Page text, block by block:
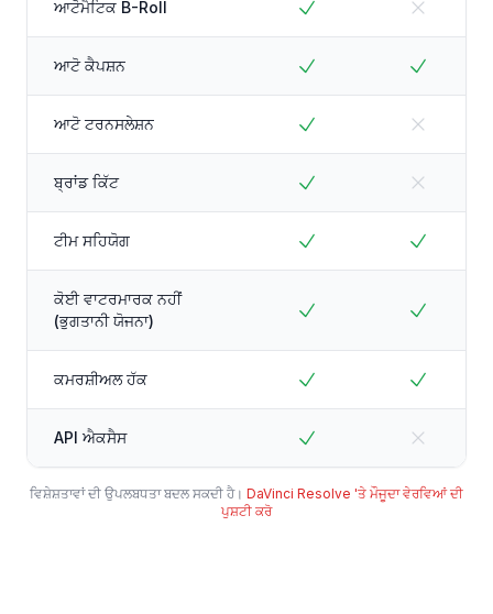
ਆਟੋਮੈਟਿਕ B-Roll
ਆਟੋ ਕੈਪਸ਼ਨ
ਆਟੋ ਟਰਨਸਲੇਸ਼ਨ
ਬ੍ਰਾਂਡ ਕਿੱਟ
ਟੀਮ ਸਹਿਯੋਗ
ਕੋਈ ਵਾਟਰਮਾਰਕ ਨਹੀਂ
(ਭੁਗਤਾਨੀ ਯੋਜਨਾ)
ਕਮਰਸ਼ੀਅਲ ਹੱਕ
API ਐਕਸੈਸ
ਵਿਸ਼ੇਸ਼ਤਾਵਾਂ ਦੀ ਉਪਲਬਧਤਾ ਬਦਲ ਸਕਦੀ ਹੈ। DaVinci Resolve 'ਤੇ ਮੌਜੂਦਾ ਵੇਰਵਿਆਂ ਦੀ
ਪੁਸ਼ਟੀ ਕਰੋ